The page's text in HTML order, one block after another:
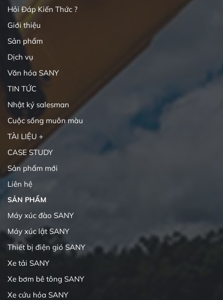
Hỏi Đáp Kiến Thức ?
Giới thiệu
Sản phẩm
Dịch vụ
Văn hóa SANY
TIN TỨC
Nhật ký salesman
Cuộc sống muôn màu
TÀI LIỆU +
CASE STUDY
Sản phẩm mới
Liên hệ
SẢN PHẨM
Máy xúc đào SANY
Máy xúc lật SANY
Thiết bị điện gió SANY
Xe tải SANY
Xe bơm bê tông SANY
Xe cứu hỏa SANY